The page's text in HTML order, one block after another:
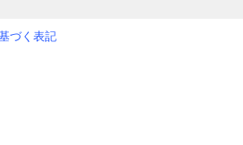
づく表記